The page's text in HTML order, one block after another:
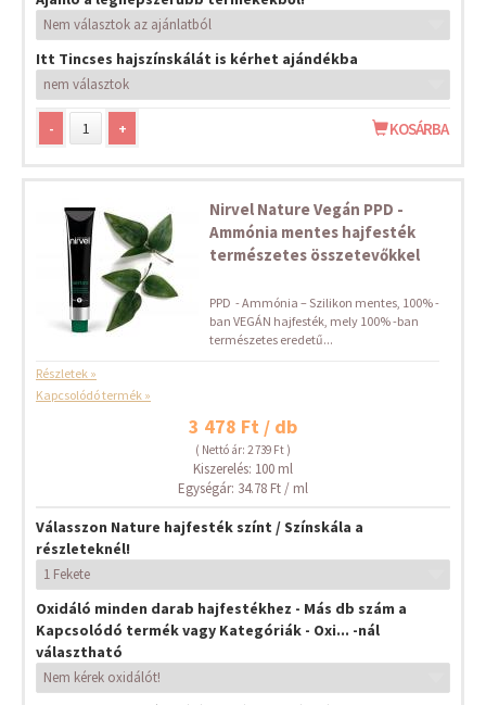
Itt Tincses hajszínskálát is kérhet ajándékba
- + KOSÁRBA
Nirvel Nature Vegán PPD -
Ammónia mentes hajfesték
természetes összetevőkkel
PPD - Ammónia – Szilikon mentes, 100% -
ban VEGÁN hajfesték, mely 100% -ban
természetes eredetű...
Részletek »
Kapcsolódó termék »
3 478 Ft / db
( Nettó ár: 2 739 Ft )
Kiszerelés: 100 ml
Egységár: 34.78 Ft / ml
Válasszon Nature hajfesték színt / Színskála a
részleteknél!
Oxidáló minden darab hajfestékhez - Más db szám a
Kapcsolódó termék vagy Kategóriák - Oxi... -nál
választható